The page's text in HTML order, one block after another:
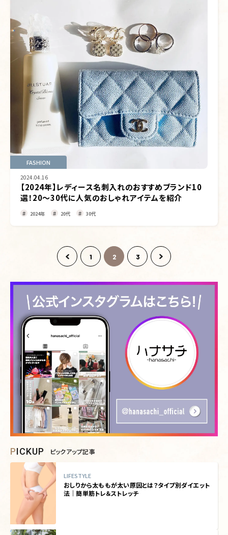
FASHION
2024.04.16
【2024年】レディース名刺入れのおすすめブランド10
選！20～30代に人気のおしゃれアイテムを紹介
2024年 20代 30代
1 2 3
PICKUP ピックアップ記事
LIFESTYLE
おしりから太ももが太い原因とは？タイプ別ダイエット
法｜簡単筋トレ＆ストレッチ